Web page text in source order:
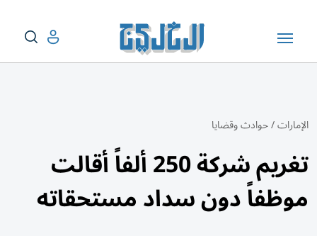
الإمارات/حوادث وقضايا
تغريم شركة 250 ألفاً أقالت
موظفاً دون سداد مستحقاته